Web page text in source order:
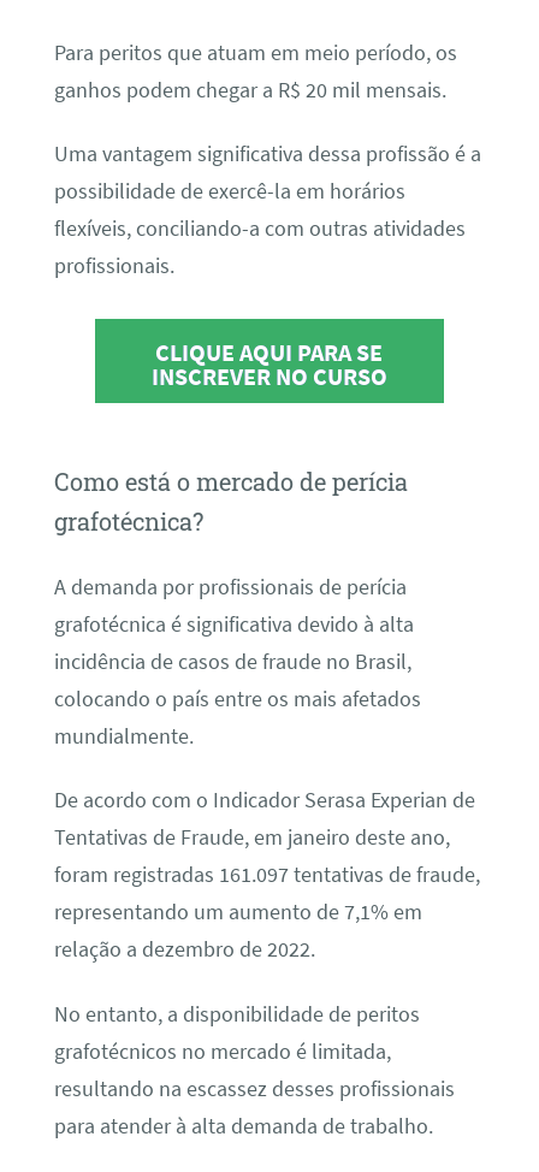
Para peritos que atuam em meio período, os
ganhos podem chegar a R$ 20 mil mensais.
Uma vantagem significativa dessa profissão é a
possibilidade de exercê-la em horários
flexíveis, conciliando-a com outras atividades
profissionais.
CLIQUE AQUI PARA SE
INSCREVER NO CURSO
Como está o mercado de perícia
grafotécnica?
A demanda por profissionais de perícia
grafotécnica é significativa devido à alta
incidência de casos de fraude no Brasil,
colocando o país entre os mais afetados
mundialmente.
De acordo com o Indicador Serasa Experian de
Tentativas de Fraude, em janeiro deste ano,
foram registradas 161.097 tentativas de fraude,
representando um aumento de 7,1% em
relação a dezembro de 2022.
No entanto, a disponibilidade de peritos
grafotécnicos no mercado é limitada,
resultando na escassez desses profissionais
para atender à alta demanda de trabalho.